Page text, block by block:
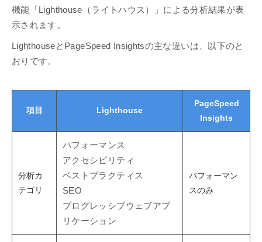
機能「Lighthouse（ライトハウス）」による分析結果が表
示されます。
LighthouseとPageSpeed Insightsの主な違いは、以下のと
おりです。
項目 Lighthouse
PageSpeed
Insights
分析カ
テゴリ
パフォーマンス
アクセシビリティ
ベストプラクティス
SEO
プログレッシブウェブアプ
リケーション
パフォーマン
スのみ